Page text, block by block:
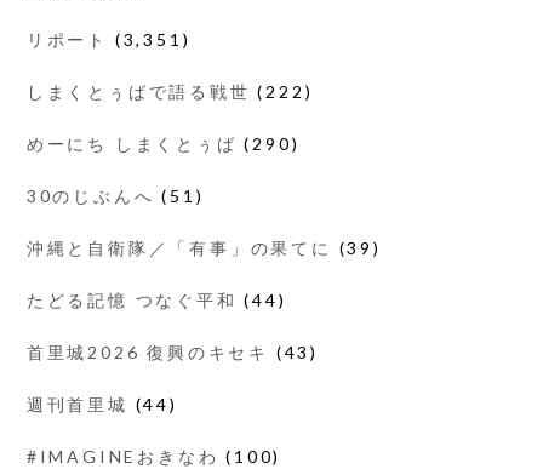
リポート (3,351)
しまくとぅばで語る戦世 (222)
めーにち しまくとぅば (290)
30のじぶんへ (51)
沖縄と自衛隊／「有事」の果てに (39)
たどる記憶 つなぐ平和 (44)
首里城2026 復興のキセキ (43)
週刊首里城 (44)
#IMAGINEおきなわ (100)